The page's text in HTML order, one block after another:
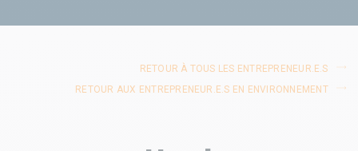
RETOUR À TOUS LES ENTREPRENEUR.E.S
RETOUR AUX ENTREPRENEUR.E.S EN ENVIRONNEMENT